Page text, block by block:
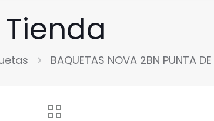
Tienda
BAQUETAS NOVA 2BN PUNTA DE